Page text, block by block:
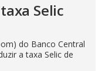
Selic
do Banco Central
a taxa Selic de